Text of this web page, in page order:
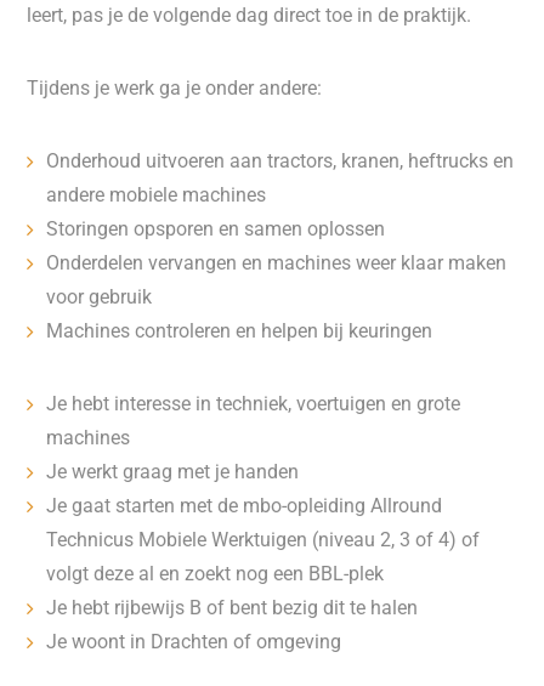
leert, pas je de volgende dag direct toe in de praktijk.
Tijdens je werk ga je onder andere:
Onderhoud uitvoeren aan tractors, kranen, heftrucks en
andere mobiele machines
Storingen opsporen en samen oplossen
Onderdelen vervangen en machines weer klaar maken
voor gebruik
Machines controleren en helpen bij keuringen
Je hebt interesse in techniek, voertuigen en grote
machines
Je werkt graag met je handen
Je gaat starten met de mbo-opleiding Allround
Technicus Mobiele Werktuigen (niveau 2, 3 of 4) of
volgt deze al en zoekt nog een BBL-plek
Je hebt rijbewijs B of bent bezig dit te halen
Je woont in Drachten of omgeving